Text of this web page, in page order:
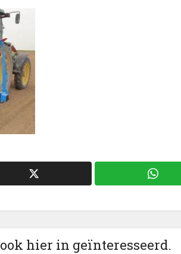
hier in geïnteresseerd.